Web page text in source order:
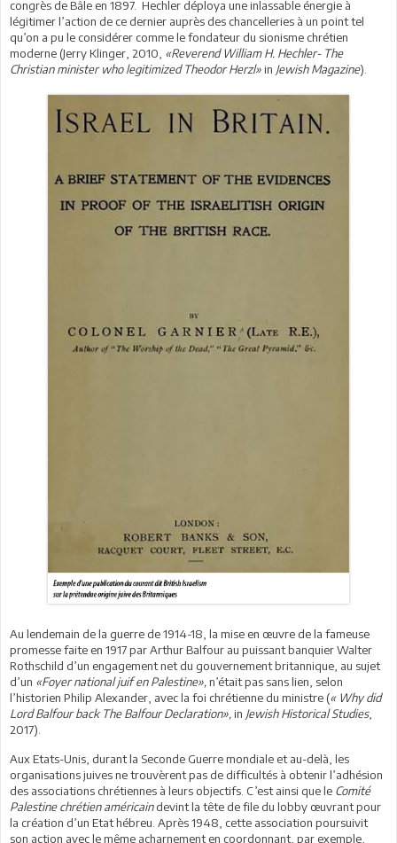
congrès de Bâle en 1897. Hechler déploya une inlassable énergie à
légitimer l’action de ce dernier auprès des chancelleries à un point tel
qu’on a pu le considérer comme le fondateur du sionisme chrétien
moderne (Jerry Klinger, 2010, «Reverend William H. Hechler- The
Christian minister who legitimized Theodor Herzl»in Jewish Magazine).
Au lendemain de la guerre de 1914-18, la mise en œuvre de la fameuse
promesse faite en 1917 par Arthur Balfour au puissant banquier Walter
Rothschild d’un engagement net du gouvernement britannique, au sujet
d’un «Foyer national juif en Palestine», n’était pas sans lien, selon
l’historien Philip Alexander, avec la foi chrétienne du ministre (« Why did
Lord Balfour back The Balfour Declaration», in Jewish Historical Studies,
2017).
Aux Etats-Unis, durant la Seconde Guerre mondiale et au-delà, les
organisations juives ne trouvèrent pas de difficultés à obtenir l’adhésion
des associations chrétiennes à leurs objectifs. C’est ainsi que le Comité
Palestine chrétien américaindevint la tête de file du lobby œuvrant pour
la création d’un Etat hébreu. Après 1948, cette association poursuivit
son action avec le même acharnement en coordonnant, par exemple,